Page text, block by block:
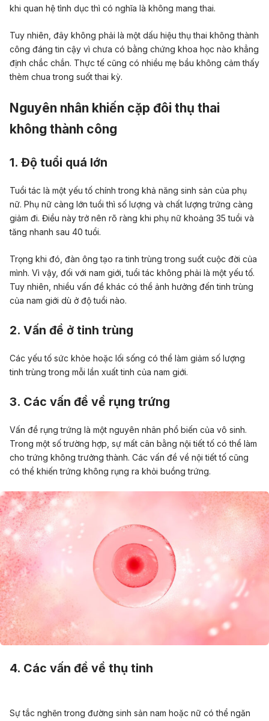
khi quan hệ tình dục thì có nghĩa là không mang thai.
Tuy nhiên, đây không phải là một dấu hiệu thụ thai không thành
công đáng tin cậy vì chưa có bằng chứng khoa học nào khẳng
định chắc chắn. Thực tế cũng có nhiều mẹ bầu không cảm thấy
thèm chua trong suốt thai kỳ.
Nguyên nhân khiến cặp đôi thụ thai
không thành công
1. Độ tuổi quá lớn
Tuổi tác là một yếu tố chính trong khả năng sinh sản của phụ
nữ. Phụ nữ càng lớn tuổi thì số lượng và chất lượng trứng càng
giảm đi. Điều này trở nên rõ ràng khi phụ nữ khoảng 35 tuổi và
tăng nhanh sau 40 tuổi.
Trọng khi đó, đàn ông tạo ra tinh trùng trong suốt cuộc đời của
mình. Vì vậy, đối với nam giới, tuổi tác không phải là một yếu tố.
Tuy nhiên, nhiều vấn đề khác có thể ảnh hưởng đến tinh trùng
của nam giới dù ở độ tuổi nào.
2. Vấn đề ở tinh trùng
Các yếu tố sức khỏe hoặc lối sống có thể làm giảm số lượng
tinh trùng trong mỗi lần xuất tinh của nam giới.
3. Các vấn đề về rụng trứng
Vấn đề rụng trứng là một nguyên nhân phổ biến của vô sinh.
Trong một số trường hợp, sự mất cân bằng nội tiết tố có thể làm
cho trứng không trưởng thành. Các vấn đề về nội tiết tố cũng
có thể khiến trứng không rụng ra khỏi buồng trứng.
4. Các vấn đề về thụ tinh
Sự tắc nghẽn trong đường sinh sản nam hoặc nữ có thể ngăn